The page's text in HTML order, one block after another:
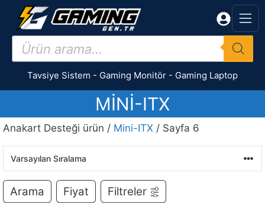
İçeriğe
Products
search
Tavsiye Sistem - Gaming Monitör - Gaming Laptop
MINI-ITX
Anakart Desteği ürün / Mini-ITX / Sayfa 6
Arama Fiyat Filtreler